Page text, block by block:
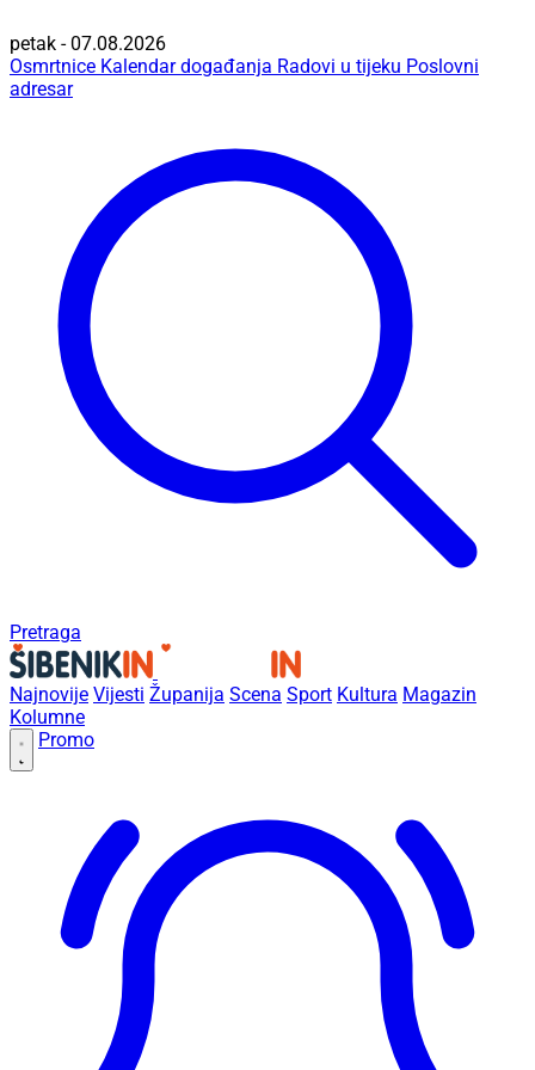
petak - 07.08.2026
Osmrtnice Kalendar događanja Radovi u tijeku Poslovni
adresar
Pretraga
Najnovije Vijesti Županija Scena Sport Kultura Magazin
Kolumne
Promo